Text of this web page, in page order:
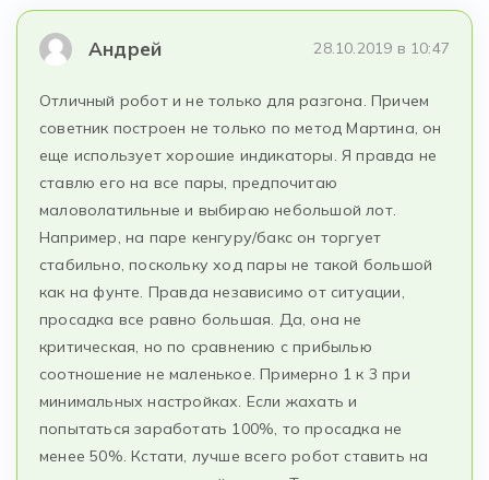
Андрей 28.10.2019 в 10:47
Отличный робот и не только для разгона. Причем
советник построен не только по метод Мартина, он
еще использует хорошие индикаторы. Я правда не
ставлю его на все пары, предпочитаю
маловолатильные и выбираю небольшой лот.
Например, на паре кенгуру/бакс он торгует
стабильно, поскольку ход пары не такой большой
как на фунте. Правда независимо от ситуации,
просадка все равно большая. Да, она не
критическая, но по сравнению с прибылью
соотношение не маленькое. Примерно 1 к 3 при
минимальных настройках. Если жахать и
попытаться заработать 100%, то просадка не
менее 50%. Кстати, лучше всего робот ставить на